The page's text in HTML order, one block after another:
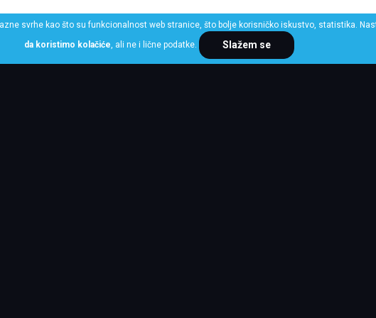
svrhe kao što su funkcionalnost web stranice, što bolje korisničko iskustvo, statistika.
da koristimo kolačiće , ali ne i lične podatke. Slažem se